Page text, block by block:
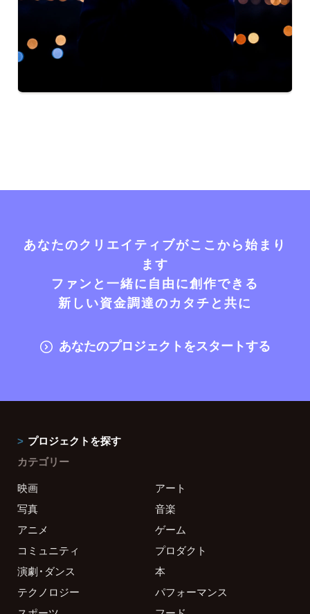
あなたのクリエイティブがここから始まり
ます
ファンと一緒に自由に創作できる
新しい資金調達のカタチと共に
あなたのプロジェクトをスタートする
プロジェクトを探す
カテゴリー
映画
アート
写真
音楽
アニメ
ゲーム
コミュニティ
プロダクト
演劇・ダンス
本
テクノロジー
パフォーマンス